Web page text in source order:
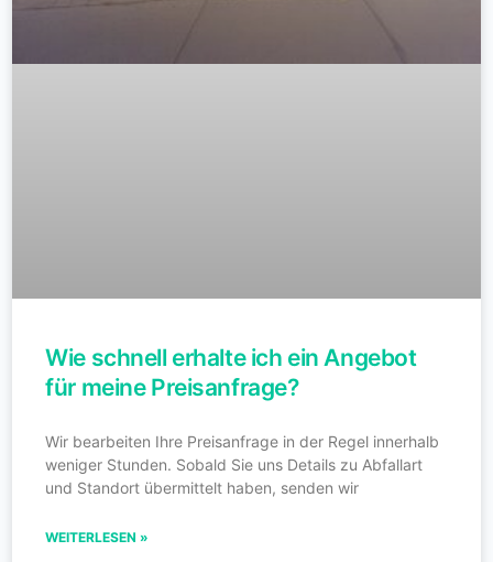
Wie schnell erhalte ich ein Angebot
für meine Preisanfrage?
Wir bearbeiten Ihre Preisanfrage in der Regel innerhalb
weniger Stunden. Sobald Sie uns Details zu Abfallart
und Standort übermittelt haben, senden wir
WEITERLESEN »